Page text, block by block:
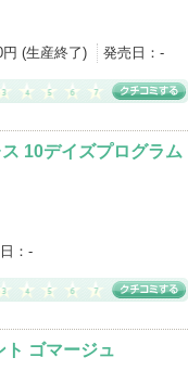
(生産終了) 発売日： -
10デイズプログラム
： -
ゴマージュ